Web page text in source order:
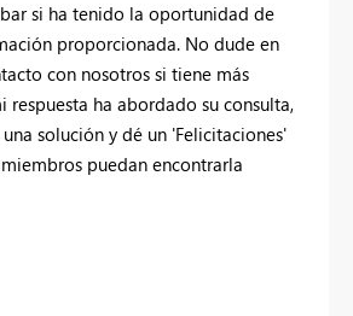
si ha tenido la oportunidad de
proporcionada. No dude en
con nosotros si tiene más
respuesta ha abordado su consulta,
solución y dé un 'Felicitaciones'
puedan encontrarla